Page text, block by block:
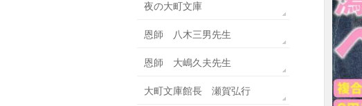
夜の大町文庫
恩師 八木三男先生
恩師 大嶋久夫先生
大町文庫館長 瀬賀弘行